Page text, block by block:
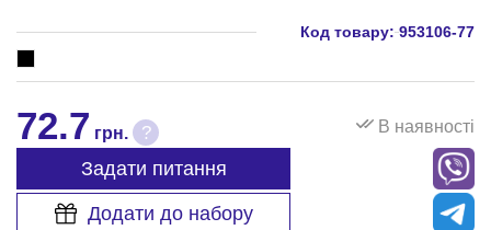
Код товару: 953106-77
72.7 грн. ? В наявності
Задати питання
Додати до набору